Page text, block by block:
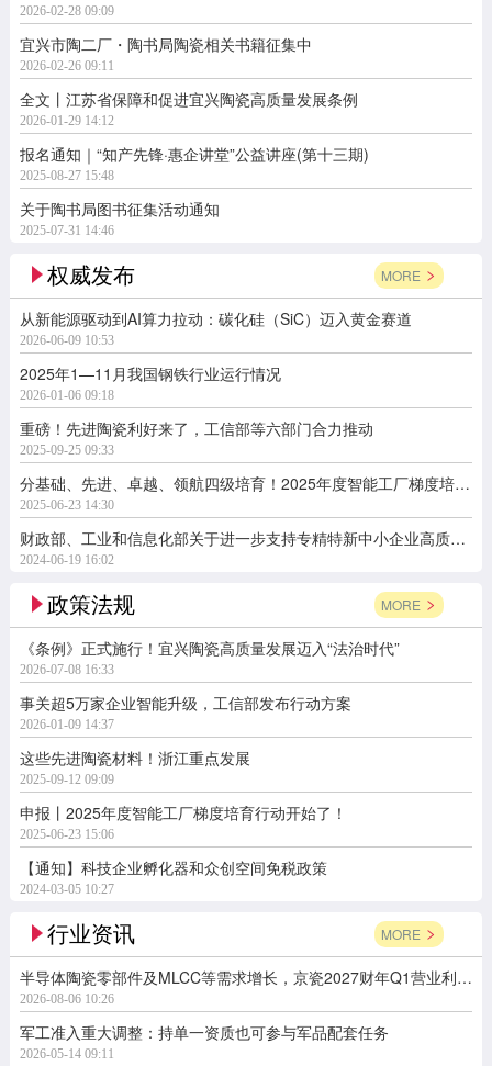
2026-02-28 09:09
宜兴市陶二厂・陶书局陶瓷相关书籍征集中
2026-02-26 09:11
全文丨江苏省保障和促进宜兴陶瓷高质量发展条例
2026-01-29 14:12
报名通知｜“知产先锋·惠企讲堂”公益讲座(第十三期)
2025-08-27 15:48
关于陶书局图书征集活动通知
2025-07-31 14:46
权威发布 MORE
从新能源驱动到AI算力拉动：碳化硅（SiC）迈入黄金赛道
2026-06-09 10:53
2025年1—11月我国钢铁行业运行情况
2026-01-06 09:18
重磅！先进陶瓷利好来了，工信部等六部门合力推动
2025-09-25 09:33
分基础、先进、卓越、领航四级培育！2025年度智能工厂梯度培育行动开始了
2025-06-23 14:30
财政部、工业和信息化部关于进一步支持专精特新中小企业高质量发展的通知
2024-06-19 16:02
政策法规 MORE
《条例》正式施行！宜兴陶瓷高质量发展迈入“法治时代”
2026-07-08 16:33
事关超5万家企业智能升级，工信部发布行动方案
2026-01-09 14:37
这些先进陶瓷材料！浙江重点发展
2025-09-12 09:09
申报丨2025年度智能工厂梯度培育行动开始了！
2025-06-23 15:06
【通知】科技企业孵化器和众创空间免税政策
2024-03-05 10:27
行业资讯 MORE
半导体陶瓷零部件及MLCC等需求增长，京瓷2027财年Q1营业利润同比增长164.7%
2026-08-06 10:26
军工准入重大调整：持单一资质也可参与军品配套任务
2026-05-14 09:11